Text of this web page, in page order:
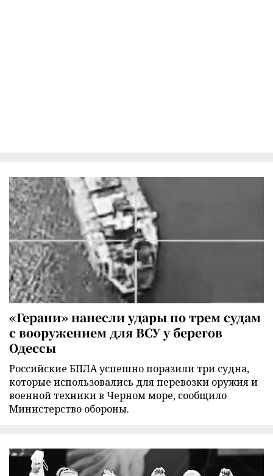
«Герани» нанесли удары по трем судам
с вооружением для ВСУ у берегов
Одессы
Российские БПЛА успешно поразили три судна,
которые использовались для перевозки оружия и
военной техники в Черном море, сообщило
Министерство обороны.